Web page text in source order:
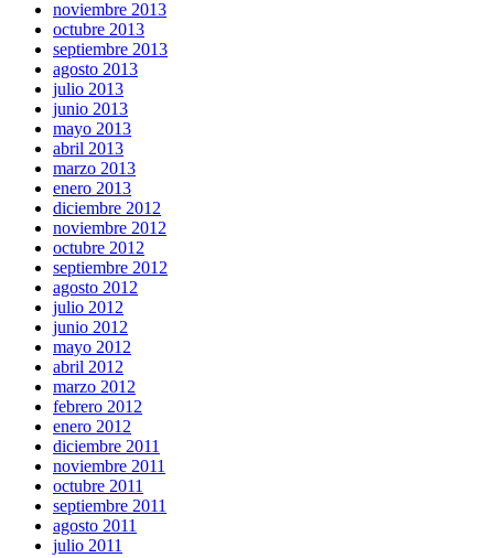
noviembre 2013
octubre 2013
septiembre 2013
agosto 2013
julio 2013
junio 2013
mayo 2013
abril 2013
marzo 2013
enero 2013
diciembre 2012
noviembre 2012
octubre 2012
septiembre 2012
agosto 2012
julio 2012
junio 2012
mayo 2012
abril 2012
marzo 2012
febrero 2012
enero 2012
diciembre 2011
noviembre 2011
octubre 2011
septiembre 2011
agosto 2011
julio 2011